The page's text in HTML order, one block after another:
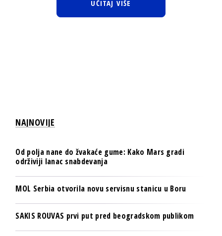
UČITAJ VIŠE
NAJNOVIJE
Od polja nane do žvakaće gume: Kako Mars gradi
održiviji lanac snabdevanja
MOL Serbia otvorila novu servisnu stanicu u Boru
SAKIS ROUVAS prvi put pred beogradskom publikom